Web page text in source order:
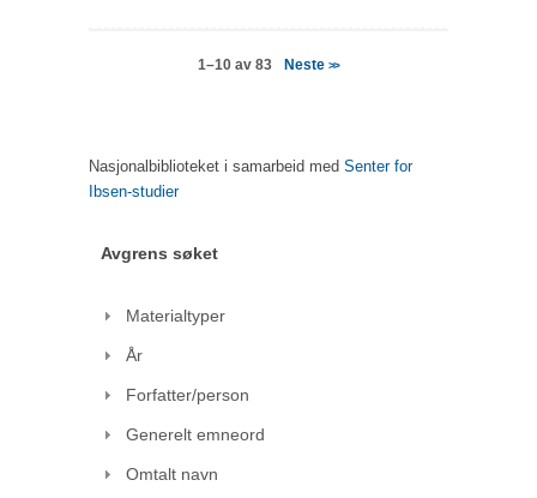
1–10 av 83 Neste>>
Nasjonalbiblioteket i samarbeid med Senter for
Ibsen-studier
Avgrens søket
Materialtyper
År
Forfatter/person
Generelt emneord
Omtalt navn